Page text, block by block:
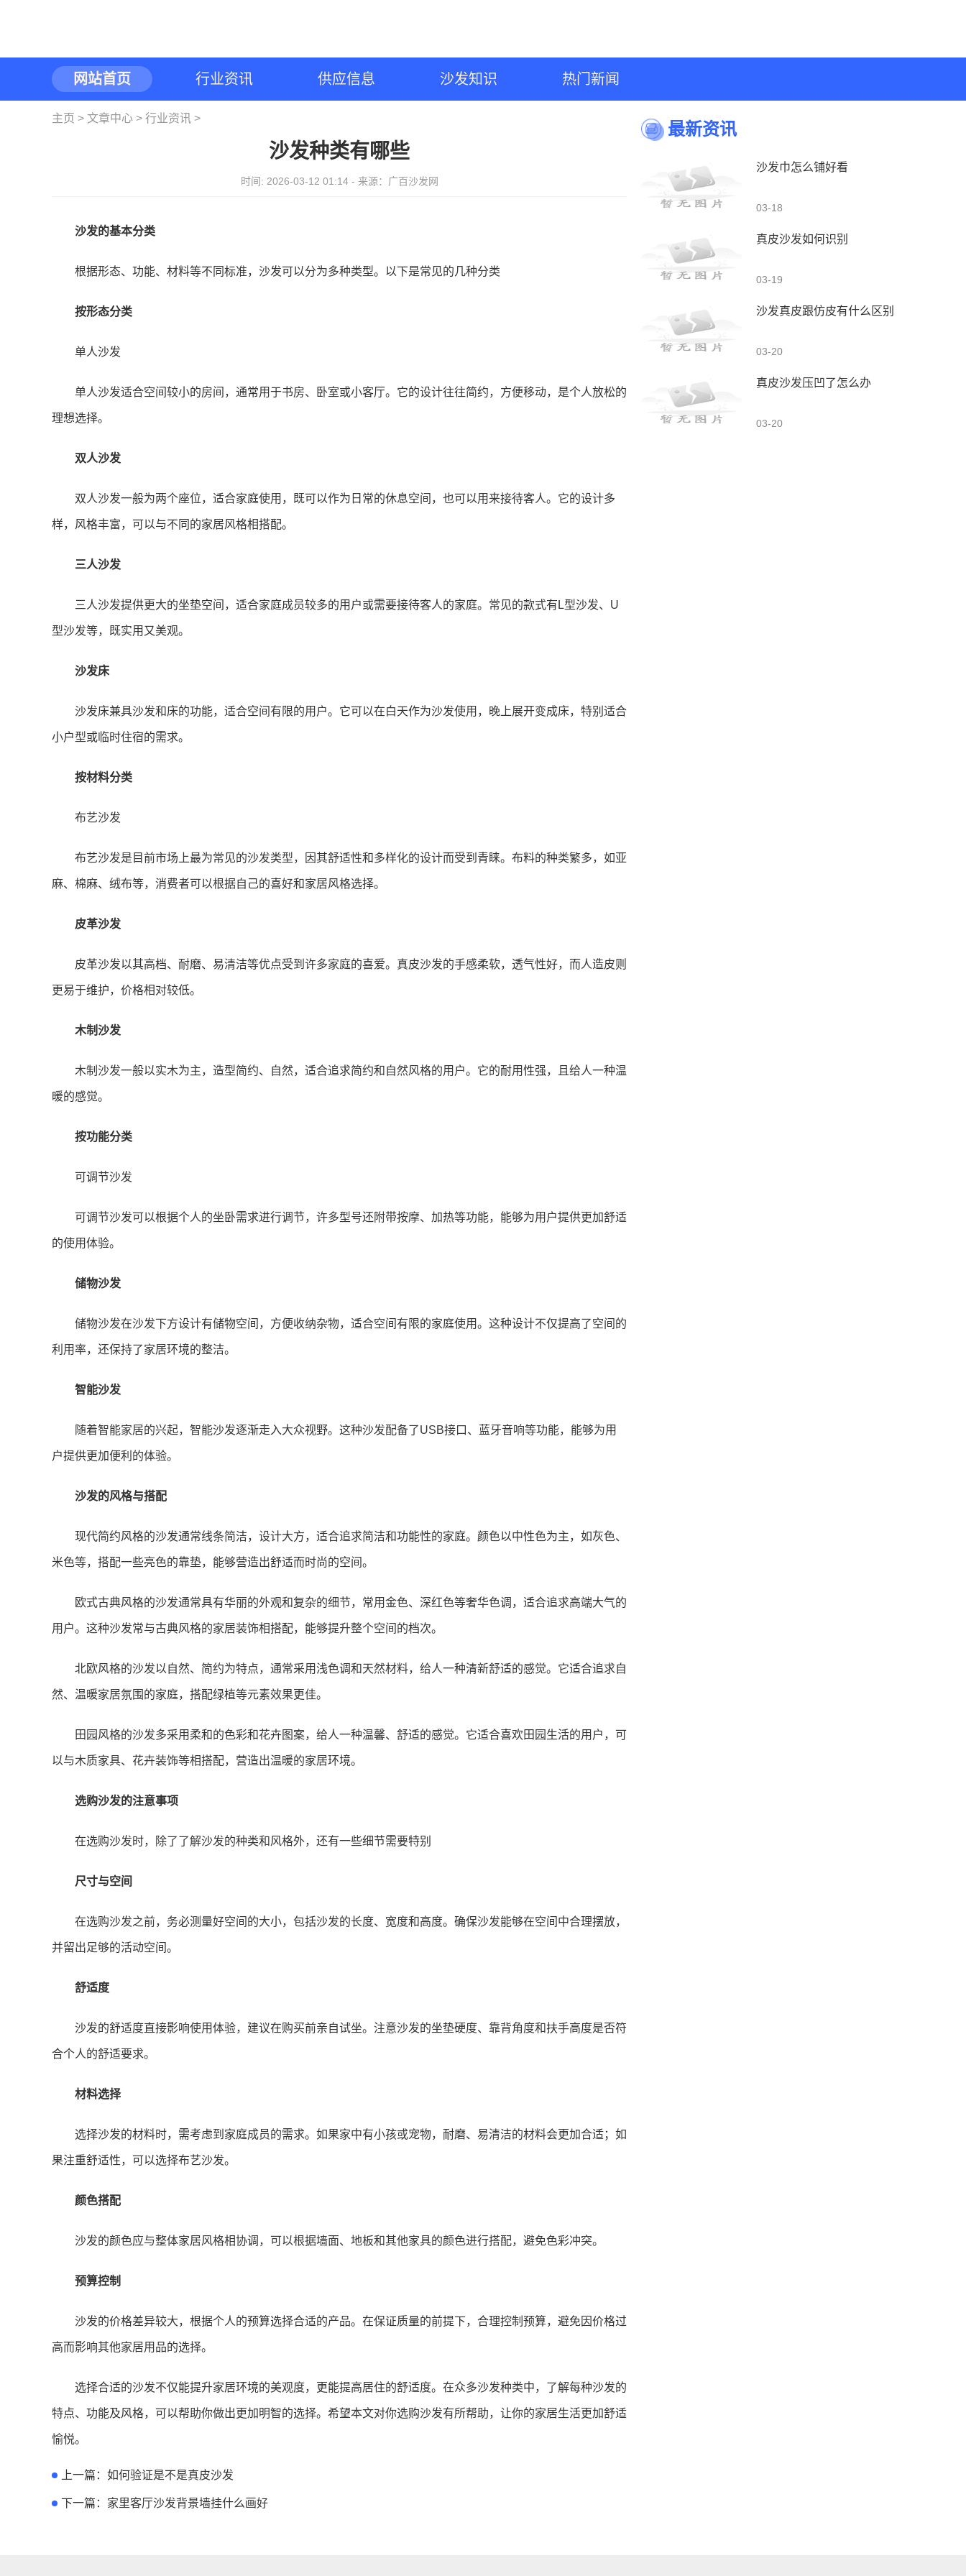
网站首页 行业资讯 供应信息 沙发知识 热门新闻
主页 > 文章中心 > 行业资讯 >
沙发种类有哪些
时间: 2026-03-12 01:14 - 来源：广百沙发网
沙发的基本分类
根据形态、功能、材料等不同标准，沙发可以分为多种类型。以下是常见的几种分类
按形态分类
单人沙发
单人沙发适合空间较小的房间，通常用于书房、卧室或小客厅。它的设计往往简约，方便移动，是个人放松的
理想选择。
双人沙发
双人沙发一般为两个座位，适合家庭使用，既可以作为日常的休息空间，也可以用来接待客人。它的设计多
样，风格丰富，可以与不同的家居风格相搭配。
三人沙发
三人沙发提供更大的坐垫空间，适合家庭成员较多的用户或需要接待客人的家庭。常见的款式有L型沙发、U
型沙发等，既实用又美观。
沙发床
沙发床兼具沙发和床的功能，适合空间有限的用户。它可以在白天作为沙发使用，晚上展开变成床，特别适合
小户型或临时住宿的需求。
按材料分类
布艺沙发
布艺沙发是目前市场上最为常见的沙发类型，因其舒适性和多样化的设计而受到青睐。布料的种类繁多，如亚
麻、棉麻、绒布等，消费者可以根据自己的喜好和家居风格选择。
皮革沙发
皮革沙发以其高档、耐磨、易清洁等优点受到许多家庭的喜爱。真皮沙发的手感柔软，透气性好，而人造皮则
更易于维护，价格相对较低。
木制沙发
木制沙发一般以实木为主，造型简约、自然，适合追求简约和自然风格的用户。它的耐用性强，且给人一种温
暖的感觉。
按功能分类
可调节沙发
可调节沙发可以根据个人的坐卧需求进行调节，许多型号还附带按摩、加热等功能，能够为用户提供更加舒适
的使用体验。
储物沙发
储物沙发在沙发下方设计有储物空间，方便收纳杂物，适合空间有限的家庭使用。这种设计不仅提高了空间的
利用率，还保持了家居环境的整洁。
智能沙发
随着智能家居的兴起，智能沙发逐渐走入大众视野。这种沙发配备了USB接口、蓝牙音响等功能，能够为用
户提供更加便利的体验。
沙发的风格与搭配
现代简约风格的沙发通常线条简洁，设计大方，适合追求简洁和功能性的家庭。颜色以中性色为主，如灰色、
米色等，搭配一些亮色的靠垫，能够营造出舒适而时尚的空间。
欧式古典风格的沙发通常具有华丽的外观和复杂的细节，常用金色、深红色等奢华色调，适合追求高端大气的
用户。这种沙发常与古典风格的家居装饰相搭配，能够提升整个空间的档次。
北欧风格的沙发以自然、简约为特点，通常采用浅色调和天然材料，给人一种清新舒适的感觉。它适合追求自
然、温暖家居氛围的家庭，搭配绿植等元素效果更佳。
田园风格的沙发多采用柔和的色彩和花卉图案，给人一种温馨、舒适的感觉。它适合喜欢田园生活的用户，可
以与木质家具、花卉装饰等相搭配，营造出温暖的家居环境。
选购沙发的注意事项
在选购沙发时，除了了解沙发的种类和风格外，还有一些细节需要特别
尺寸与空间
在选购沙发之前，务必测量好空间的大小，包括沙发的长度、宽度和高度。确保沙发能够在空间中合理摆放，
并留出足够的活动空间。
舒适度
沙发的舒适度直接影响使用体验，建议在购买前亲自试坐。注意沙发的坐垫硬度、靠背角度和扶手高度是否符
合个人的舒适要求。
材料选择
选择沙发的材料时，需考虑到家庭成员的需求。如果家中有小孩或宠物，耐磨、易清洁的材料会更加合适；如
果注重舒适性，可以选择布艺沙发。
颜色搭配
沙发的颜色应与整体家居风格相协调，可以根据墙面、地板和其他家具的颜色进行搭配，避免色彩冲突。
预算控制
沙发的价格差异较大，根据个人的预算选择合适的产品。在保证质量的前提下，合理控制预算，避免因价格过
高而影响其他家居用品的选择。
选择合适的沙发不仅能提升家居环境的美观度，更能提高居住的舒适度。在众多沙发种类中，了解每种沙发的
特点、功能及风格，可以帮助你做出更加明智的选择。希望本文对你选购沙发有所帮助，让你的家居生活更加舒适
愉悦。
上一篇： 如何验证是不是真皮沙发
下一篇： 家里客厅沙发背景墙挂什么画好
最新资讯
沙发巾怎么铺好看
03-18
真皮沙发如何识别
03-19
沙发真皮跟仿皮有什么区别
03-20
真皮沙发压凹了怎么办
03-20